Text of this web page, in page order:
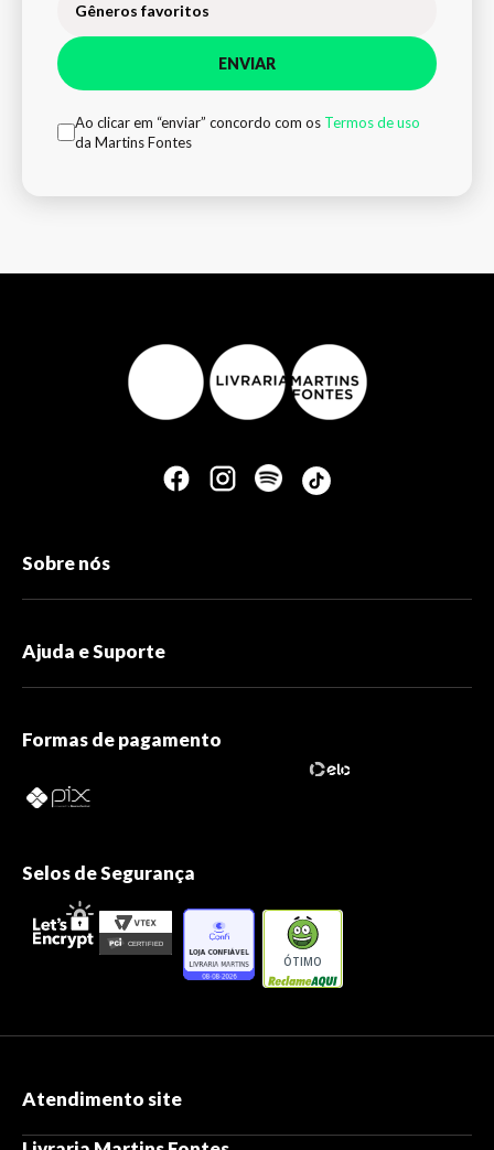
Gêneros favoritos
ENVIAR
Ao clicar em “enviar” concordo com os Termos de uso
da Martins Fontes
Sobre nós
Ajuda e Suporte
Formas de pagamento
Selos de Segurança
ÓTIMO
Atendimento site